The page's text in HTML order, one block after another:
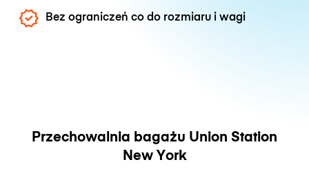
Bez ograniczeń co do rozmiaru i wagi
Przechowalnia bagażu Union Station
New York